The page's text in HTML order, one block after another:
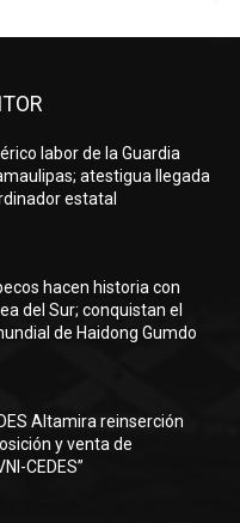
labor de la Guardia
atestigua llegada
estatal
hacen historia con
del Sur; conquistan el
de Haidong Gumdo
Altamira reinserción
y venta de
CEDES”